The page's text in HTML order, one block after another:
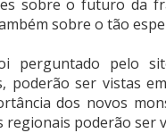
sobre o futuro da
sobre o tão
perguntado pelo
poderão ser vistas
dos novos
poderão ser